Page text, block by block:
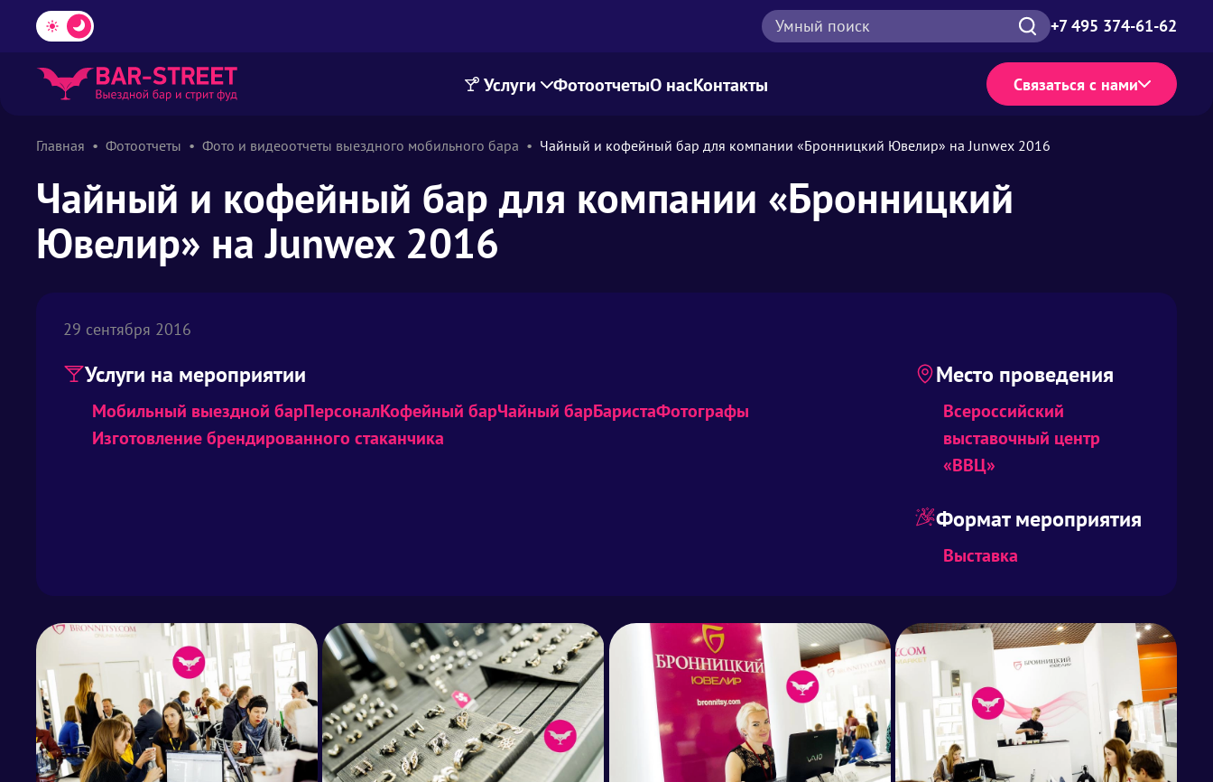
Умный поиск +7 495 374-61-62
Услуги ФотоотчетыО насКонтакты Связаться с нами
Главная Фотоотчеты Фото и видеоотчеты выездного мобильного бара Чайный и кофейный бар для компании «Бронницкий Ювелир» на Junwex 2016
Чайный и кофейный бар для компании «Бронницкий
Ювелир» на Junwex 2016
29 сентября 2016
Услуги на мероприятии
Мобильный выездной барПерсоналКофейный барЧайный барБаристаФотографы
Изготовление брендированного стаканчика
Место проведения
Всероссийский
выставочный центр
«ВВЦ»
Формат мероприятия
Выставка